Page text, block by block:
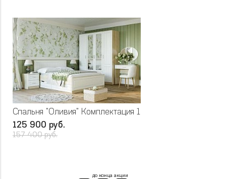
Спальня "Оливия" Комплектация 1
125 900 руб.
157 400 руб.
до конца акции